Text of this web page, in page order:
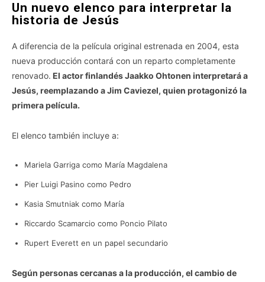
Un nuevo elenco para interpretar la
historia de Jesús
A diferencia de la película original estrenada en 2004, esta
nueva producción contará con un reparto completamente
renovado. El actor finlandés Jaakko Ohtonen interpretará a
Jesús, reemplazando a Jim Caviezel, quien protagonizó la
primera película.
El elenco también incluye a:
Mariela Garriga como María Magdalena
Pier Luigi Pasino como Pedro
Kasia Smutniak como María
Riccardo Scamarcio como Poncio Pilato
Rupert Everett en un papel secundario
Según personas cercanas a la producción, el cambio de